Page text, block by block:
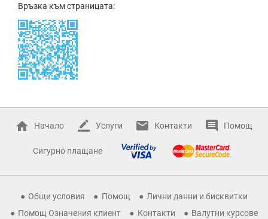
Връзка към страницата:
Начало Услуги Контакти Помощ
Сигурно плащане
Общи условия Помощ
Лични данни и бисквитки
Помощ Означения клиент
Контакти Валутни курсове